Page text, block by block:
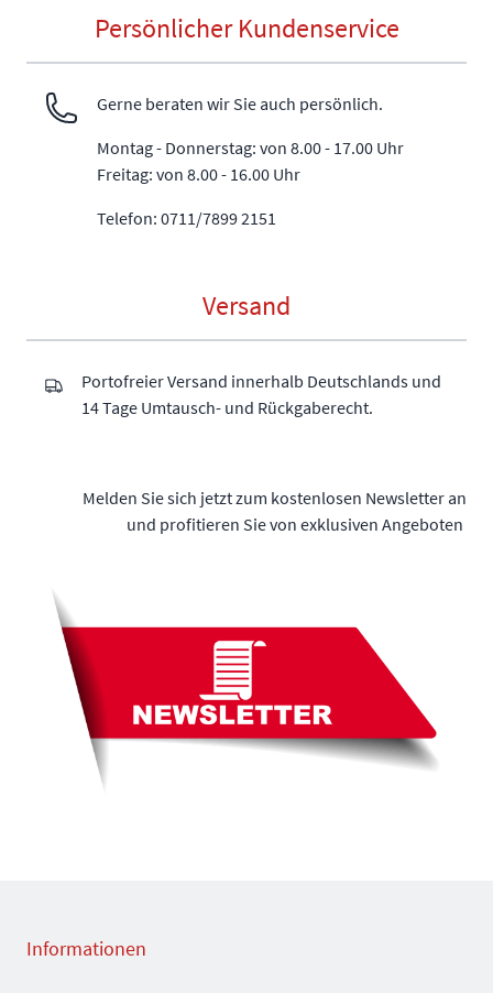
Persönlicher Kundenservice
Gerne beraten wir Sie auch persönlich.
Montag - Donnerstag: von 8.00 - 17.00 Uhr
Freitag: von 8.00 - 16.00 Uhr
Telefon: 0711/7899 2151
Versand
Portofreier Versand innerhalb Deutschlands und
14 Tage Umtausch- und Rückgaberecht.
Melden Sie sich jetzt zum kostenlosen Newsletter an
und profitieren Sie von exklusiven Angeboten
Informationen